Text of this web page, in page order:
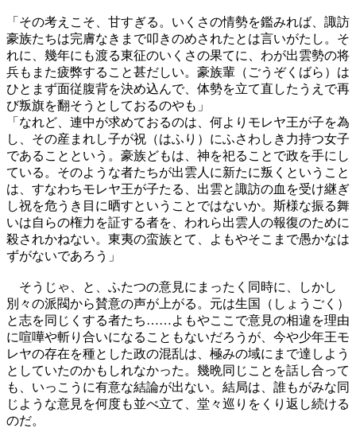
「その考えこそ、甘すぎる。いくさの情勢を鑑みれば、諏訪
豪族たちは完膚なきまで叩きのめされたとは言いがたし。そ
れに、幾年にも渡る東征のいくさの果てに、わが出雲勢の将
兵もまた疲弊すること甚だしい。豪族輩（ごうぞくばら）は
ひとまず面従腹背を決め込んで、体勢を立て直したうえで再
び叛旗を翻そうとしておるのやも」
「なれど、連中が求めておるのは、何よりモレヤ王が子を為
し、その産まれし子が祝（はふり）にふさわしき力持つ女子
であることという。豪族どもは、神を祀ることで政を手にし
ている。そのような者たちが出雲人に新たに叛くということ
は、すなわちモレヤ王が子たる、出雲と諏訪の血を受け継ぎ
し祝を危うき目に晒すということではないか。斯様な振る舞
いは自らの権力を証する者を、われら出雲人の報復のために
殺されかねない。東夷の蛮族とて、よもやそこまで愚かなは
ずがないであろう」
そうじゃ、と、ふたつの意見にまったく同時に、しかし
別々の派閥から賛意の声が上がる。元は生国（しょうごく）
と志を同じくする者たち……よもやここで意見の相違を理由
に喧嘩や斬り合いになることもないだろうが、今や少年王モ
レヤの存在を種とした政の混乱は、極みの域にまで達しよう
としていたのかもしれなかった。幾晩同じことを話し合って
も、いっこうに有意な結論が出ない。結局は、誰もがみな同
じような意見を何度も並べ立て、堂々巡りをくり返し続ける
のだ。